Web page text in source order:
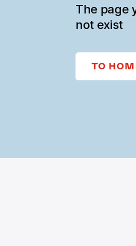
The page
not exist
TO